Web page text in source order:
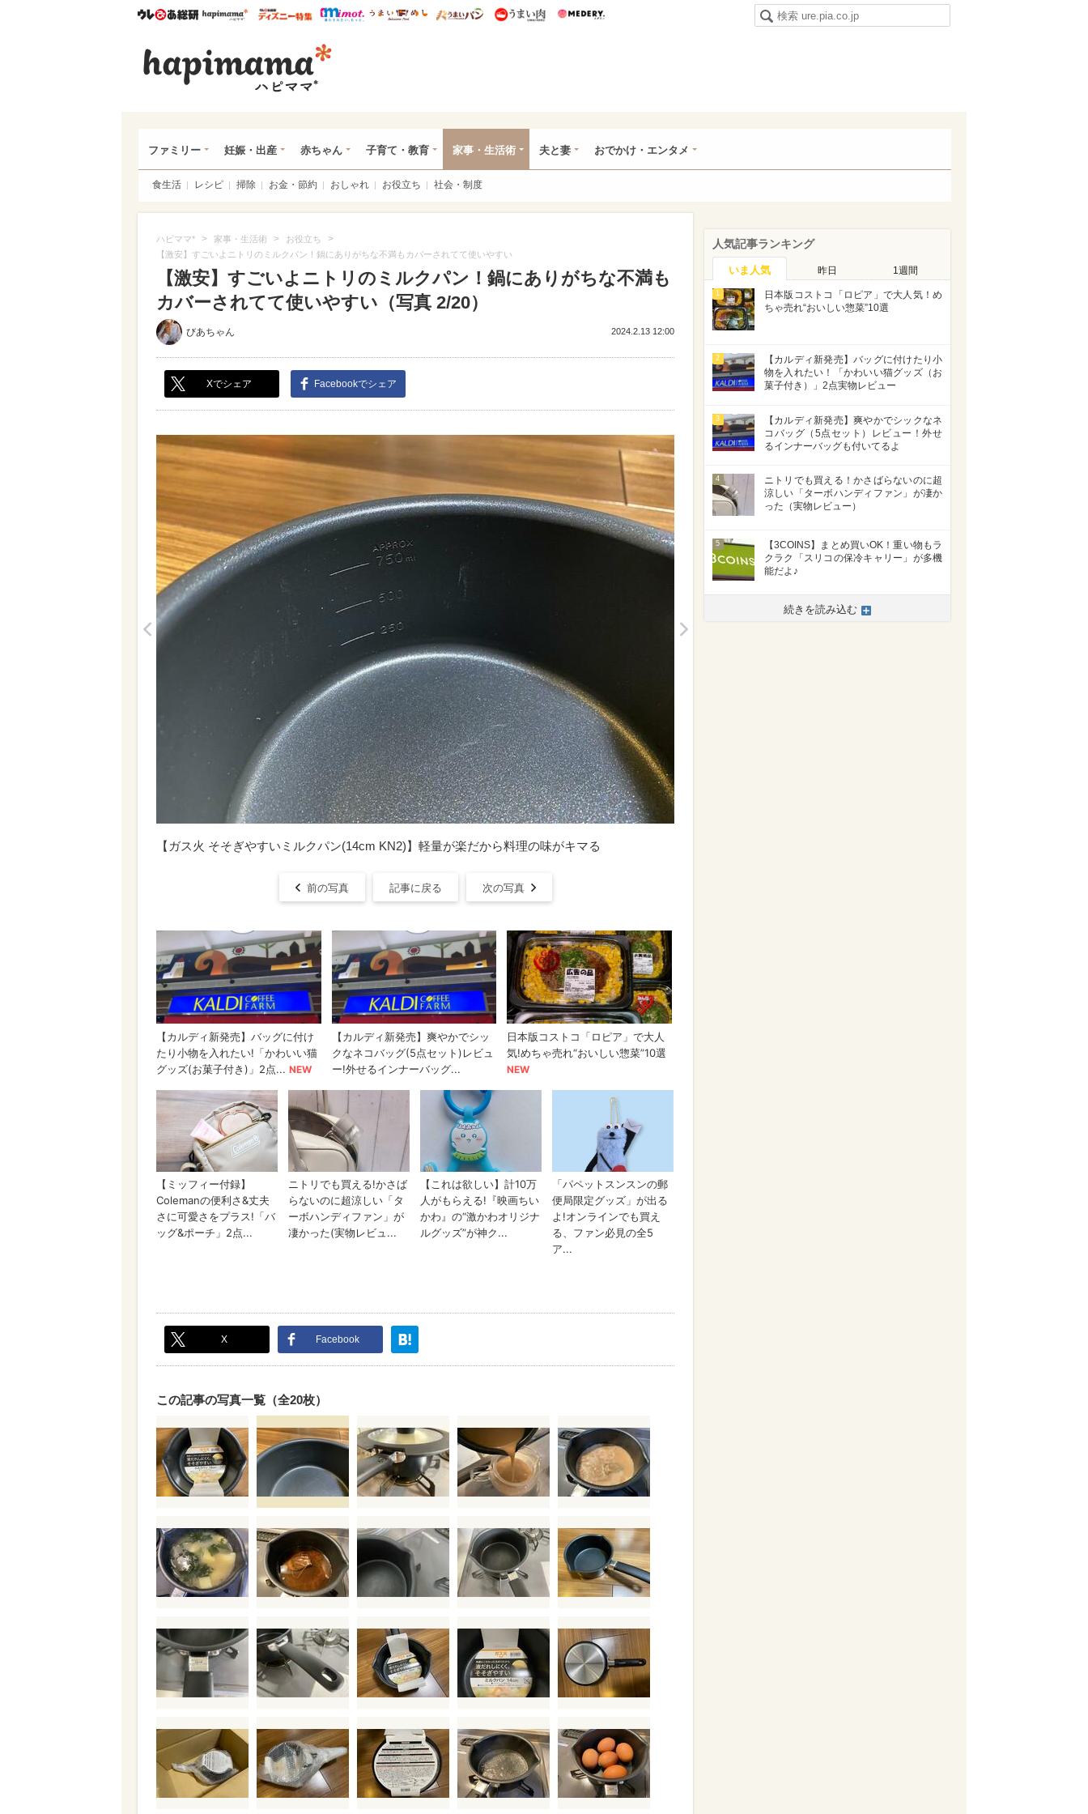
ウレぴあ総研ハピママ* ウレぴあ総研 ディズニー特集
mimot. うまいめし うまいパン うまい肉
ファミリー 妊娠・出産 赤ちゃん 子育て・教育 家事・生活術 夫と妻 おでかけ・エンタメ
食生活 レシピ 掃除 お金・節約 おしゃれ お役立ち 社会・制度
ハピママ* > 家事・生活術 > お役立ち >
【激安】すごいよニトリのミルクパン！鍋にありがちな不満もカバーされてて使いやすい
【激安】すごいよニトリのミルクパン！鍋にありがちな不満も
カバーされてて使いやすい（写真 2/20）
びあちゃん 2024.2.13 12:00
Xでシェア Facebookでシェア
【ガス火 そそぎやすいミルクパン(14cm KN2)】軽量が楽だから料理の味がキマる
前の写真 記事に戻る 次の写真
X Facebook
この記事の写真一覧（全20枚）
人気記事ランキング
いま人気 昨日 1週間
1
日本版コストコ「ロピア」で大人気！め
ちゃ売れ“おいしい惣菜”10選
2
【カルディ新発売】バッグに付けたり小
物を入れたい！「かわいい猫グッズ（お
菓子付き）」2点実物レビュー
3
【カルディ新発売】爽やかでシックなネ
コバッグ（5点セット）レビュー！外せ
るインナーバッグも付いてるよ
4
ニトリでも買える！かさばらないのに超
涼しい「ターボハンディファン」が凄か
った（実物レビュー）
5
【3COINS】まとめ買いOK！重い物もラ
クラク「スリコの保冷キャリー」が多機
能だよ♪
続きを読み込む